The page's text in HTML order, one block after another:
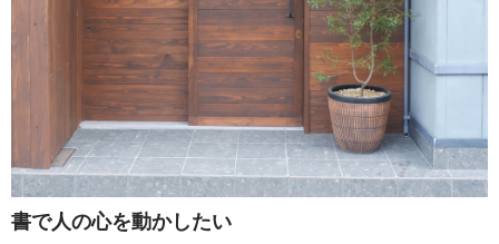
書で人の心を動かしたい